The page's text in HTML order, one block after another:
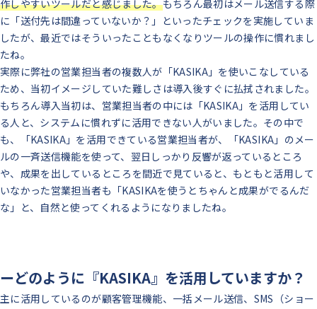
作しやすいツールだと感じました。もちろん最初はメール送信する際
に「送付先は間違っていないか？」といったチェックを実施していま
したが、最近ではそういったこともなくなりツールの操作に慣れまし
たね。
実際に弊社の営業担当者の複数人が「KASIKA」を使いこなしている
ため、当初イメージしていた難しさは導入後すぐに払拭されました。
もちろん導入当初は、営業担当者の中には「KASIKA」を活用してい
る人と、システムに慣れずに活用できない人がいました。その中で
も、「KASIKA」を活用できている営業担当者が、「KASIKA」のメー
ルの一斉送信機能を使って、翌日しっかり反響が返っているところ
や、成果を出しているところを間近で見ていると、もともと活用して
いなかった営業担当者も「KASIKAを使うとちゃんと成果がでるんだ
な」と、自然と使ってくれるようになりましたね。
ーどのように『KASIKA』を活用していますか？
主に活用しているのが顧客管理機能、一括メール送信、SMS（ショー